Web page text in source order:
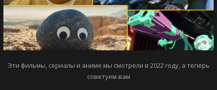
Эти фильмы, сериалы и аниме мы смотрели в 2022 году, а теперь
советуем вам